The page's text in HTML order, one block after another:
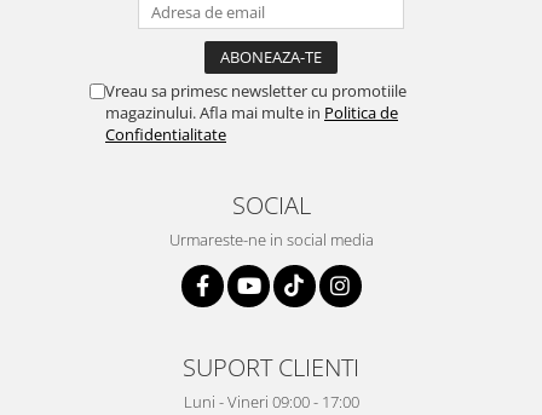
Accesorii animale de companie
Mobila si transport animale de
Zgarzi, lese si hamuri
PC, Periferice & Software
Desktop PC & Monitoare
Imprimante, Scanere &
Vreau sa primesc newsletter cu promotiile
magazinului. Afla mai multe in Politica de
Confidentialitate
SOCIAL
Urmareste-ne in social media
SUPORT CLIENTI
Luni - Vineri 09:00 - 17:00